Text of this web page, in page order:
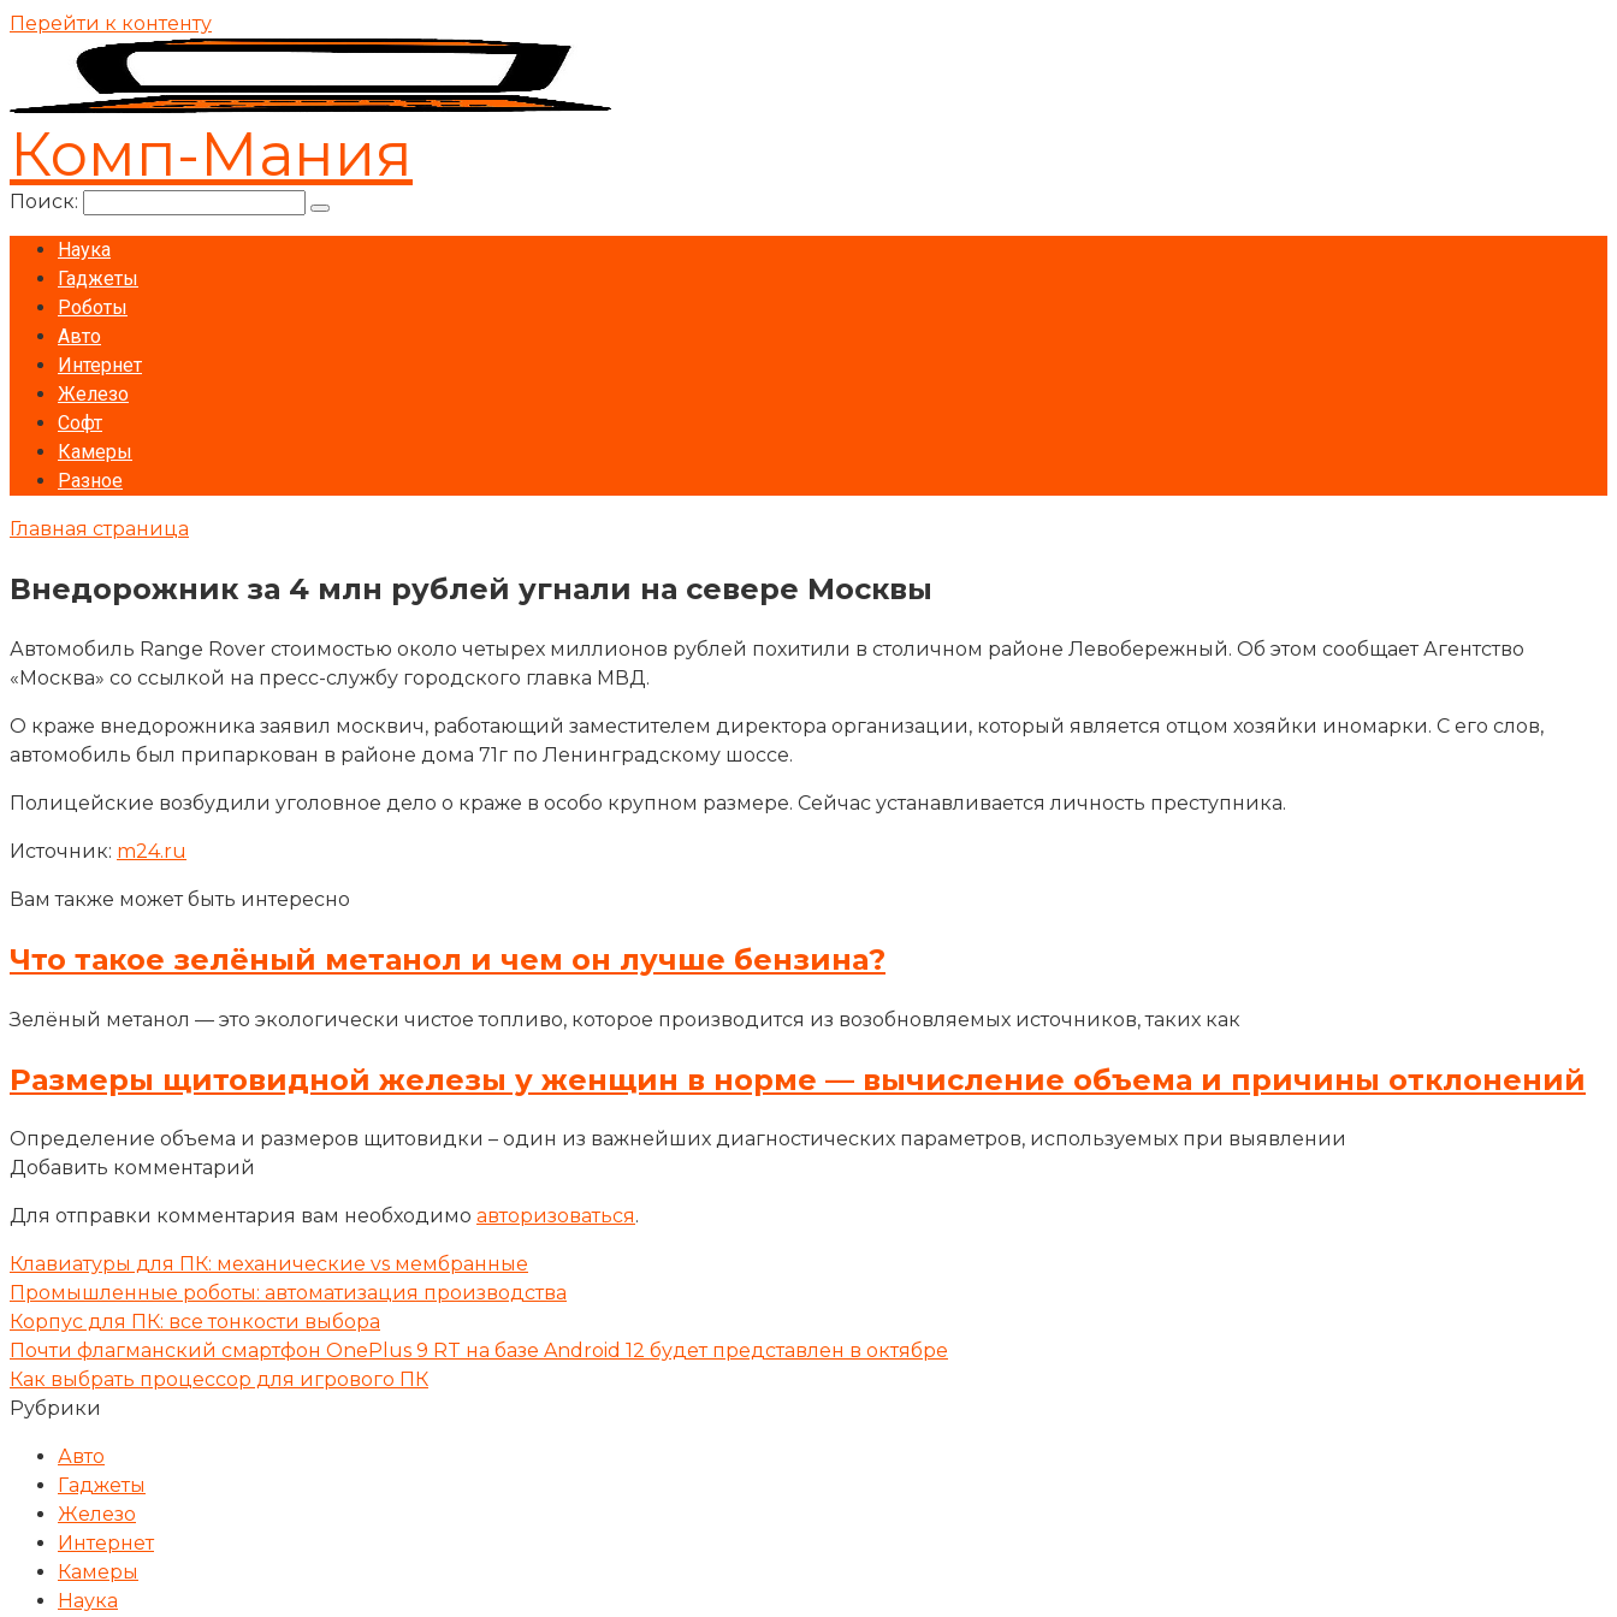
Перейти к контенту
Комп-Мания
Поиск:
Наука
Гаджеты
Роботы
Авто
Интернет
Железо
Софт
Камеры
Разное
Главная страница
Внедорожник за 4 млн рублей угнали на севере Москвы
Автомобиль Range Rover стоимостью около четырех миллионов рублей похитили в столичном районе Левобережный. Об этом сообщает Агентство
«Москва» со ссылкой на пресс-службу городского главка МВД.
О краже внедорожника заявил москвич, работающий заместителем директора организации, который является отцом хозяйки иномарки. С его слов,
автомобиль был припаркован в районе дома 71г по Ленинградскому шоссе.
Полицейские возбудили уголовное дело о краже в особо крупном размере. Сейчас устанавливается личность преступника.
Источник: m24.ru
Вам также может быть интересно
Что такое зелёный метанол и чем он лучше бензина?
Зелёный метанол — это экологически чистое топливо, которое производится из возобновляемых источников, таких как
Размеры щитовидной железы у женщин в норме — вычисление объема и причины отклонений
Определение объема и размеров щитовидки – один из важнейших диагностических параметров, используемых при выявлении
Добавить комментарий
Для отправки комментария вам необходимо авторизоваться.
Клавиатуры для ПК: механические vs мембранные
Промышленные роботы: автоматизация производства
Корпус для ПК: все тонкости выбора
Почти флагманский смартфон OnePlus 9 RT на базе Android 12 будет представлен в октябре
Как выбрать процессор для игрового ПК
Рубрики
Авто
Гаджеты
Железо
Интернет
Камеры
Наука